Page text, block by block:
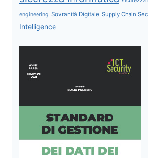
engineering Sovranità Digitale Supply Chain
Intelligence